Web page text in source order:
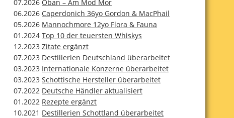
07.2026 Oban – Am Mod Mor
06.2026 Caperdonich 36yo Gordon & MacPhail
05.2026 Mannochmore 12yo Flora & Fauna
01.2024 Top 10 der teuersten Whiskys
12.2023 Zitate ergänzt
07.2023 Destillerien Deutschland überarbeitet
03.2023 Internationale Konzerne überarbeitet
03.2023 Schottische Hersteller überarbeitet
07.2022 Deutsche Händler aktualisiert
01.2022 Rezepte ergänzt
10.2021 Destillerien Schottland überarbeitet